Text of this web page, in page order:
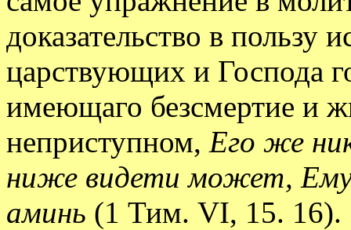
доказательство в пользу
царствующих и Господа
имеющаго безсмертие и
неприступном, Его же
ниже видети может,
аминь (1 Тим. VI, 15. 16).